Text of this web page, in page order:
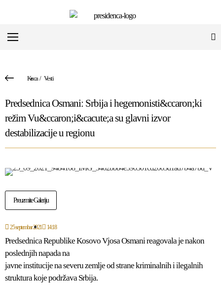
Kuca/ Vesti
Predsednica Osmani: Srbija i hegemonisti&ccaron;ki
režim Vu&ccaron;i&cacute;a su glavni izvor
destabilizacije u regionu
Preuzmite Galeriju
25 septembar 2021 14:18
Predsednica Republike Kosovo Vjosa Osmani reagovala je nakon
poslednjih napada na
javne institucije na severu zemlje od strane kriminalnih i ilegalnih
struktura koje podržava Srbija.